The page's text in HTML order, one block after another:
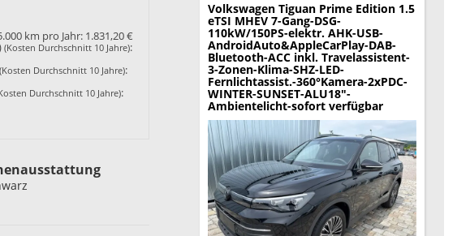
km pro Jahr: 1.831,20 €
(Kosten Durchschnitt 10 Jahre):
(Kosten Durchschnitt 10 Jahre):
Durchschnitt 10 Jahre):
Volkswagen Tiguan Prime Edition 1.5
eTSI MHEV 7-Gang-DSG-
110kW/150PS-elektr. AHK-USB-
AndroidAuto&AppleCarPlay-DAB-
Bluetooth-ACC inkl. Travelassistent-
3-Zonen-Klima-SHZ-LED-
Fernlichtassist.-360°Kamera-2xPDC-
WINTER-SUNSET-ALU18"-
Ambientelicht-sofort verfügbar